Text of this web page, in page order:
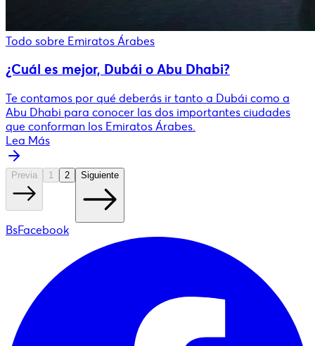
Todo sobre Emiratos Árabes
¿Cuál es mejor, Dubái o Abu Dhabi?
Te contamos por qué deberás ir tanto a Dubái como a
Abu Dhabi para conocer las dos importantes ciudades
que conforman los Emiratos Árabes.
Lea Más
Previa 1 2 Siguiente
BsFacebook